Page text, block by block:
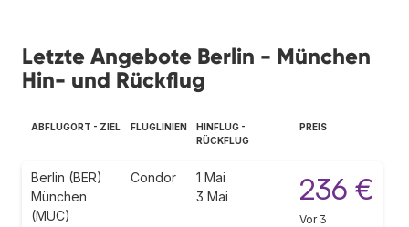
Letzte Angebote Berlin - München
Hin- und Rückflug
ABFLUGORT - ZIEL FLUGLINIEN
HINFLUG -
RÜCKFLUG
PREIS
Berlin (BER)
München
(MUC)
Condor
1 Mai
3 Mai
236 €
Vor 3